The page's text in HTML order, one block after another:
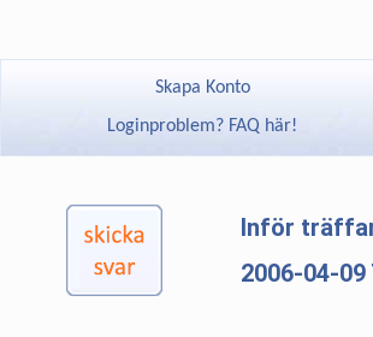
Skapa Konto
Loginproblem? FAQ här!
Inför
2006-04-